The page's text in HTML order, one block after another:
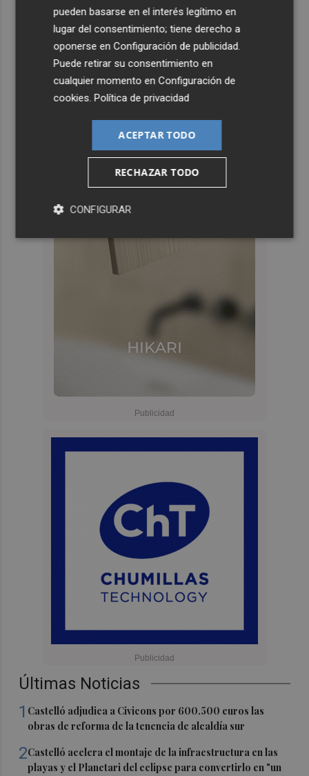
Últimas Noticias
1 Castelló adjudica a Civicons por 600.500 euros las
obras de reforma de la tenencia de alcaldía sur
2Castelló acelera el montaje de la infraestructura en las
playas y el Planetari del eclipse para convertirlo en "un
pueden basarse en el interés legítimo en
lugar del consentimiento; tiene derecho a
oponerse enConfiguración de publicidad
Puede retirar su consentimiento en
cualquier momento enConfiguración de
cookies .Política de privacidad
ACEPTAR TODO
RECHAZAR TODO
CONFIGURAR